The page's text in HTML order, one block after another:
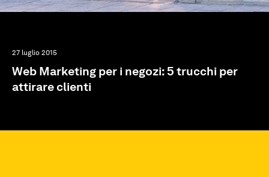
27 luglio 2015
Web Marketing per i negozi: 5 trucchi per
attirare clienti